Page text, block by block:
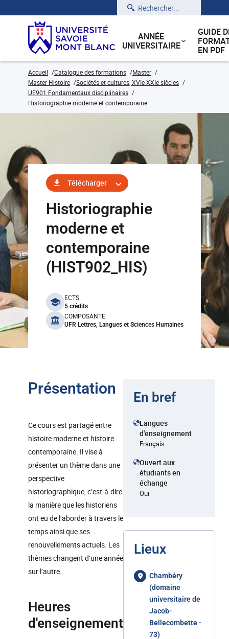
Rechercher
ANNÉE
UNIVERSITAIRE
GUIDE
EN PDF
Accueil Catalogue des formations
Master
Master Histoire
Sociétés et cultures, XVIe-XXIe siècles
UE901 Fondamentaux disciplinaires
Historiographie moderne et contemporaine
Télécharger
Historiographie
moderne et
contemporaine
(HIST902_HIS)
benefits
ECTS
5 crédits
COMPOSANTE
UFR Lettres, Langues et Sciences Humaines
Présentation
Ce cours est partagé entre
histoire moderne et histoire
contemporaine. Il vise à
présenter un thème dans une
perspective
historiographique, c’est-à-dire
la manière que les historiens
ont eu de l’aborder à travers le
temps ainsi que ses
renouvellements actuels. Les
thèmes changent d’une année
sur l’autre.
Heures
d'enseignement
En bref
Langues
d'enseignement
Français
Ouvert aux
étudiants en
échange
Oui
Lieux
Chambéry
(domaine
universitaire de
Jacob-
Bellecombette -
73)